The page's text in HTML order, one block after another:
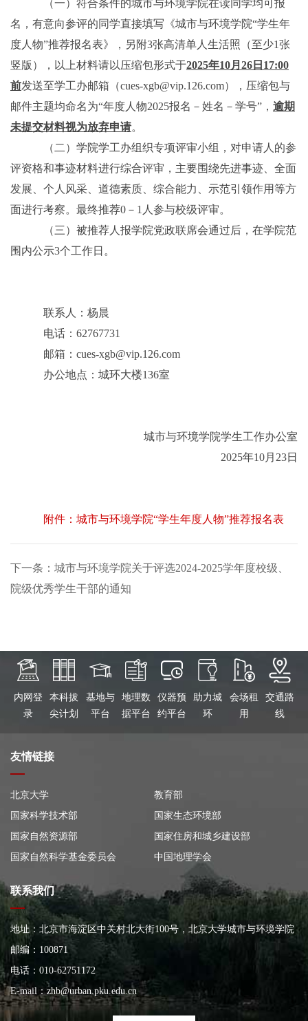
（一）符合条件的城市与环境学院在读同学均可报
名，有意向参评的同学直接填写《城市与环境学院“学生年
度人物”推荐报名表》，另附3张高清单人生活照（至少1张
竖版），以上材料请以压缩包形式于2025年10月 26 日 17:00
前发送至学工办邮箱（cues-xgb@vip.126.com），压缩包与
邮件主题均命名为“年度人物2025报名－姓名－学号”， 逾期
未提交材料视为放弃申请。
（二）学院学工办组织专项评审小组，对申请人的参
评资格和事迹材料进行综合评审，主要围绕先进事迹、全面
发展、个人风采、道德素质、综合能力、示范引领作用等方
面进行考察。最终推荐0 － 1 人参与校级评审。
（三）被推荐人报学院党政联席会通过后，在学院范
围内公示3个工作日。
联系人：杨晨
电话：62767731
邮箱：cues-xgb@vip.126.com
办公地点：城环大楼136室
城市与环境学院学生工作办公室
2025年10月 23日
附件：城市与环境学院“学生年度人物”推荐报名表
下一条：城市与环境学院关于评选2024-2025学年度校级、
院级优秀学生干部的通知
内网登
录
本科拔
尖计划
基地与
平台
地理数
据平台
仪器预
约平台
助力城
环
会场租
用
交通路
线
友情链接
北京大学
教育部
国家科学技术部
国家生态环境部
国家自然资源部
国家住房和城乡建设部
国家自然科学基金委员会
中国地理学会
联系我们
地址：北京市海淀区中关村北大街100号，北京大学城市与环境学院
大楼
邮编：100871
电话：010-62751172
E-mail：zhb@urban.pku.edu.cn